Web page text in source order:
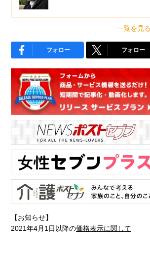
一覧を見る
フォロー フォロー
【お知らせ】
2021年4月1日以降の価格表示に関して